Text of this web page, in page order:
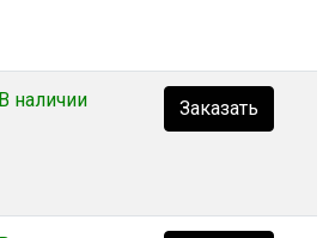
В наличии Заказать